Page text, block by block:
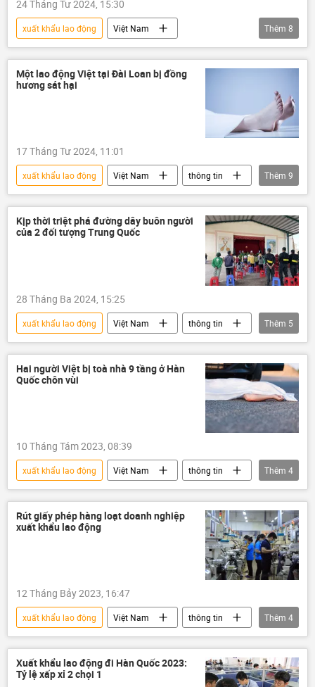
24 Tháng Tư 2024, 15:30
xuất khẩu lao động
Việt Nam
Liên bang Nga
Hợp tác Nga-Việt
Pháp luật
Kinh tế
BRICS
Phạm Minh Chính
Thêm 8
Một lao động Việt tại Đài Loan bị đồng
hương sát hại
17 Tháng Tư 2024, 11:01
xuất khẩu lao động Việt Nam
thông tin
Đài Loan
tử vong
bắt cóc
vụ giết người
giết
giết người
luật lao động
người lao động
Thêm 9
Kịp thời triệt phá đường dây buôn người
của 2 đối tượng Trung Quốc
28 Tháng Ba 2024, 15:25
xuất khẩu lao động Việt Nam
thông tin
buôn người
luật lao động
người lao động
Pháp luật
vi phạm
Thêm 5
Hai người Việt bị toà nhà 9 tầng ở Hàn
Quốc chôn vùi
10 Tháng Tám 2023, 08:39
xuất khẩu lao động Việt Nam
thông tin
Hàn Quốc
tử vong
tai nạn
người lao động
Thêm 4
Rút giấy phép hàng loạt doanh nghiệp
xuất khẩu lao động
12 Tháng Bảy 2023, 16:47
xuất khẩu lao động Việt Nam
thông tin
xuất khẩu
người lao động
vi phạm
Bộ Lao động - Thương binh và Xã hội
Thêm 4
Xuất khẩu lao động đi Hàn Quốc 2023:
Tỷ lệ xấp xỉ 2 chọi 1